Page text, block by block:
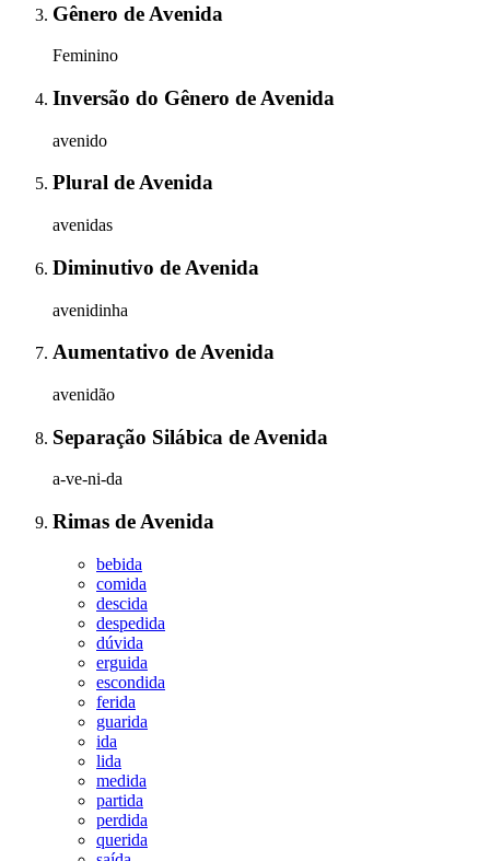
Gênero de Avenida
Feminino
Inversão do Gênero de Avenida
avenido
Plural deAvenida
avenidas
Diminutivo de Avenida
avenidinha
Aumentativo deAvenida
avenidão
Separação Silábica de Avenida
a-ve-ni-da
Rimas de Avenida
bebida
comida
descida
despedida
dúvida
erguida
escondida
ferida
guarida
ida
lida
medida
partida
perdida
querida